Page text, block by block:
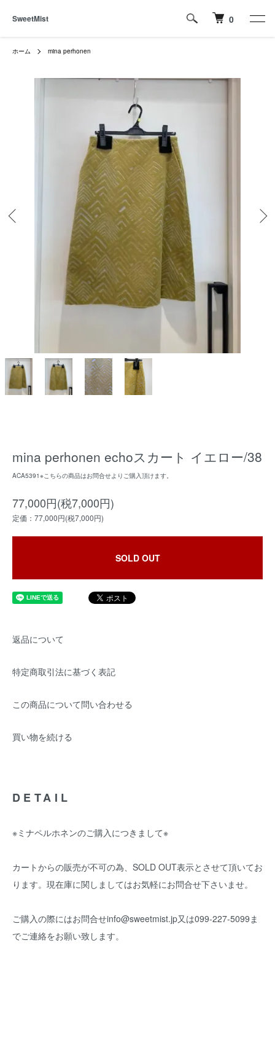
SweetMist 0
ホーム mina perhonen
mina perhonen echoスカート イエロー/38
ACA5391※こちらの商品はお問合せよりご購入頂けます。
77,000円(税7,000円)
定価：77,000円(税7,000円)
SOLD OUT
返品について
特定商取引法に基づく表記
この商品について問い合わせる
買い物を続ける
DETAIL
※ミナペルホネンのご購入につきまして※
カートからの販売が不可の為、SOLD OUT表示とさせて頂いてお
ります。現在庫に関しましてはお気軽にお問合せ下さいませ。
ご購入の際にはお問合せinfo@sweetmist.jp又は099-227-5099ま
でご連絡をお願い致します。